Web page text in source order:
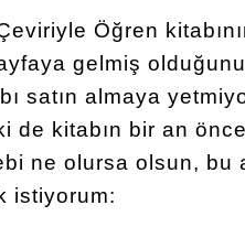
Öğren
gelmiş
satın almaya
de kitabın bir an
ne olursa olsun, bu
istiyorum: